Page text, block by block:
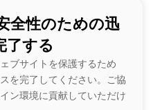
全性のための迅
了する
ブサイトを保護するため
を完了してください。ご協
ン環境に貢献していただけ